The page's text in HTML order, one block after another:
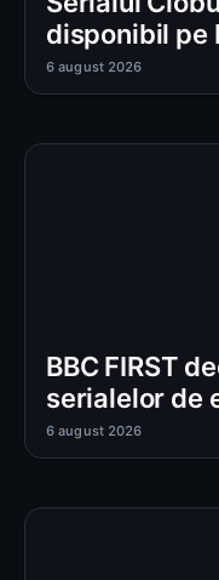
disponibil pe
6 august 2026
BBC FIRST
serialelor de
6 august 2026